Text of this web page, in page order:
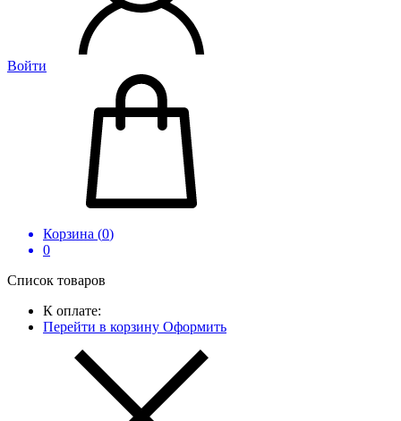
Войти
Корзина (0)
0
Список товаров
К оплате:
Перейти в корзину Оформить